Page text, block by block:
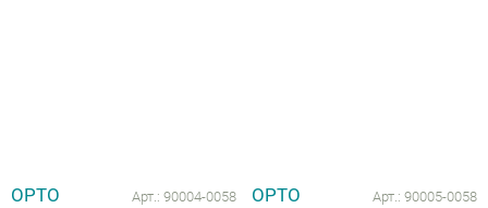
ОРТО Арт.: 90004-0058
ОРТО Арт.: 90005-0058